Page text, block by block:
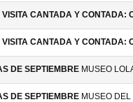
VISITA CANTADA Y CONTADA:
VISITA CANTADA Y CONTADA:
DE SEPTIEMBRE MUSEO
DE SEPTIEMBRE MUSEO DEL